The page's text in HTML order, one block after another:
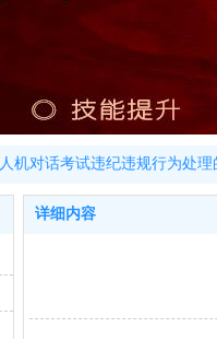
人机对话考试违纪违规行为处理
详细内容